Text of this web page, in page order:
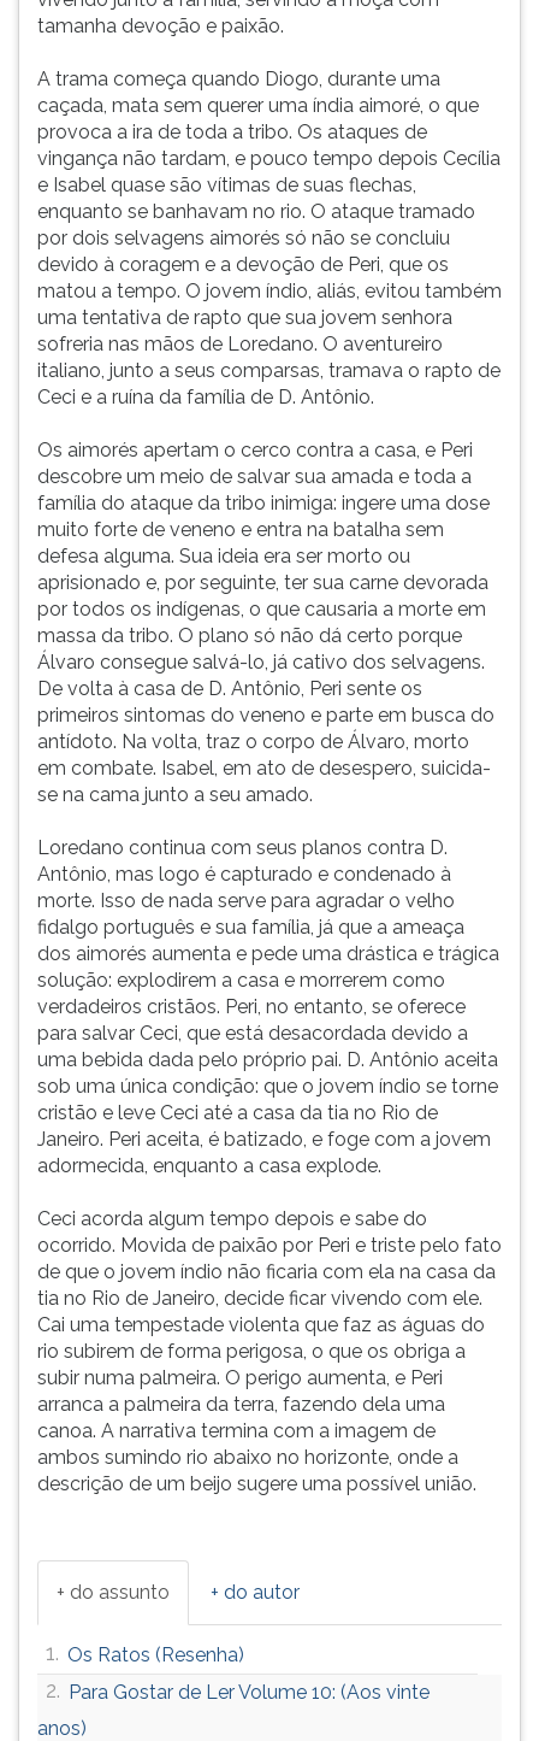
tamanha devoção e paixão.
A trama começa quando Diogo, durante uma
caçada, mata sem querer uma índia aimoré, o que
provoca a ira de toda a tribo. Os ataques de
vingança não tardam, e pouco tempo depois Cecília
e Isabel quase são vítimas de suas flechas,
enquanto se banhavam no rio. O ataque tramado
por dois selvagens aimorés só não se concluiu
devido à coragem e a devoção de Peri, que os
matou a tempo. O jovem índio, aliás, evitou também
uma tentativa de rapto que sua jovem senhora
sofreria nas mãos de Loredano. O aventureiro
italiano, junto a seus comparsas, tramava o rapto de
Ceci e a ruína da família de D. Antônio.
Os aimorés apertam o cerco contra a casa, e Peri
descobre um meio de salvar sua amada e toda a
família do ataque da tribo inimiga: ingere uma dose
muito forte de veneno e entra na batalha sem
defesa alguma. Sua ideia era ser morto ou
aprisionado e, por seguinte, ter sua carne devorada
por todos os indígenas, o que causaria a morte em
massa da tribo. O plano só não dá certo porque
Álvaro consegue salvá-lo, já cativo dos selvagens.
De volta à casa de D. Antônio, Peri sente os
primeiros sintomas do veneno e parte em busca do
antídoto. Na volta, traz o corpo de Álvaro, morto
em combate. Isabel, em ato de desespero, suicida-
se na cama junto a seu amado.
Loredano continua com seus planos contra D.
Antônio, mas logo é capturado e condenado à
morte. Isso de nada serve para agradar o velho
fidalgo português e sua família, já que a ameaça
dos aimorés aumenta e pede uma drástica e trágica
solução: explodirem a casa e morrerem como
verdadeiros cristãos. Peri, no entanto, se oferece
para salvar Ceci, que está desacordada devido a
uma bebida dada pelo próprio pai. D. Antônio aceita
sob uma única condição: que o jovem índio se torne
cristão e leve Ceci até a casa da tia no Rio de
Janeiro. Peri aceita, é batizado, e foge com a jovem
adormecida, enquanto a casa explode.
Ceci acorda algum tempo depois e sabe do
ocorrido. Movida de paixão por Peri e triste pelo fato
de que o jovem índio não ficaria com ela na casa da
tia no Rio de Janeiro, decide ficar vivendo com ele.
Cai uma tempestade violenta que faz as águas do
rio subirem de forma perigosa, o que os obriga a
subir numa palmeira. O perigo aumenta, e Peri
arranca a palmeira da terra, fazendo dela uma
canoa. A narrativa termina com a imagem de
ambos sumindo rio abaixo no horizonte, onde a
descrição de um beijo sugere uma possível união.
+ do assunto + do autor
1. Os Ratos (Resenha)
2. Para Gostar de Ler Volume 10: (Aos vinte
anos)